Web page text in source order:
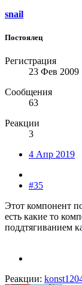
snail
Постоялец
Регистрация
23 Фев 2009
Сообщения
63
Реакции
3
4 Апр 2019
#35
Этот компонент
есть какие то
поддтягиванием
Реакции: